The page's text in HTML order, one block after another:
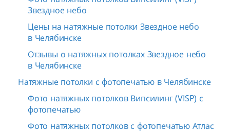
Звездное небо
Цены на натяжные потолки Звездное небо
в Челябинске
Отзывы о натяжных потолках Звездное небо
в Челябинске
Натяжные потолки с фотопечатью в Челябинске
Фото натяжных потолков Випсилинг (VISP) с
фотопечатью
Фото натяжных потолков с фотопечатью Атлас